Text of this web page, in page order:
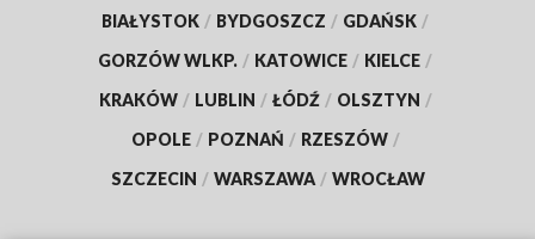
BIAŁYSTOK / BYDGOSZCZ / GDAŃSK /
GORZÓW WLKP. / KATOWICE / KIELCE /
KRAKÓW / LUBLIN / ŁÓDŹ / OLSZTYN /
OPOLE / POZNAŃ / RZESZÓW /
SZCZECIN / WARSZAWA / WROCŁAW